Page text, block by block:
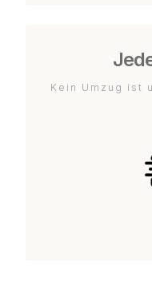
Kein Umzug ist